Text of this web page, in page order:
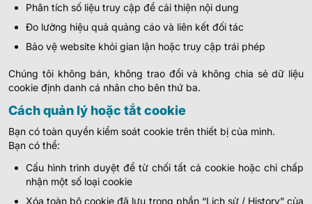
Phân tích số liệu truy cập để cải thiện nội dung
Đo lường hiệu quả quảng cáo và liên kết đối tác
Bảo vệ website khỏi gian lận hoặc truy cập trái phép
Chúng tôi không bán, không trao đổi và không chia sẻ dữ liệu
cookie định danh cá nhân cho bên thứ ba.
Cách quản lý hoặc tắt cookie
Bạn có toàn quyền kiểm soát cookie trên thiết bị của mình.
Bạn có thể:
Cấu hình trình duyệt để từ chối tất cả cookie hoặc chỉ chấp
nhận một số loại cookie
Xóa toàn bộ cookie đã lưu trong phần “Lịch sử / History” của